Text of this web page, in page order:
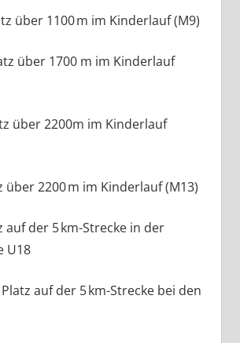
über 1100 m im Kinderlauf (M9)
über 1700 m im Kinderlauf
über 2200m im Kinderlauf
über 2200 m im Kinderlauf (M13)
auf der 5 km-Strecke in der
U18
auf der 5 km-Strecke bei den